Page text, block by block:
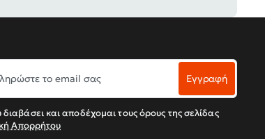
Εγγραφή
και αποδέχομαι τους όρους της σελίδας
Απορρήτου